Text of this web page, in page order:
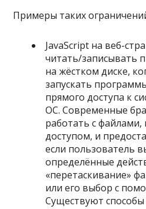
Примеры таких
JavaScript на веб-
читать/записывать
на жёстком диске,
запускать
прямого доступа к
ОС. Современные
работать с
доступом, и
если пользователь
определённые
«перетаскивание»
или его выбор с
Существуют